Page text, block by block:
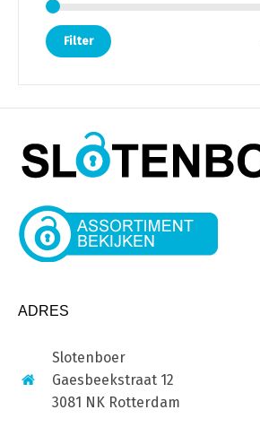
Filter
ADRES
Slotenboer
Gaesbeekstraat 12
3081 NK Rotterdam